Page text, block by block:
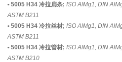
• 5005 H34 冷拉扁条; ISO AlMg1, DIN
ASTM B211
• 5005 H34 冷拉丝材; ISO AlMg1, DIN
ASTM B211
• 5005 H34 冷拉管材; ISO AlMg1, DIN
ASTM B210